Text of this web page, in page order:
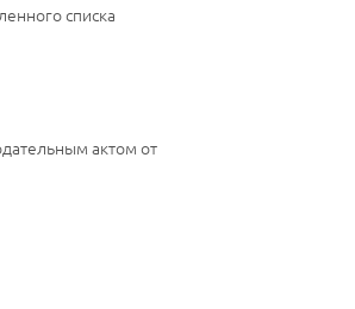
списка
актом от